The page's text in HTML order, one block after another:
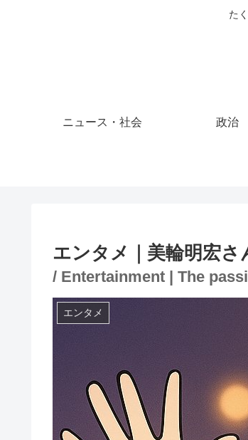
た
ニュース・社会 政治
エンタメ｜美輪明宏
/ Entertainment | The
エンタメ